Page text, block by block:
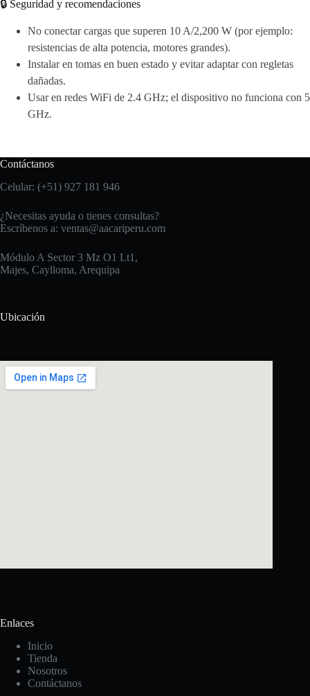
🔒 Seguridad y recomendaciones
No conectar cargas que superen 10 A/2,200 W (por ejemplo:
resistencias de alta potencia, motores grandes).
Instalar en tomas en buen estado y evitar adaptar con regletas
dañadas.
Usar en redes WiFi de 2.4 GHz; el dispositivo no funciona con 5
GHz.
Contáctanos
Celular: (+51) 927 181 946
¿Necesitas ayuda o tienes consultas?
Escríbenos a: ventas@aacariperu.com
Módulo A Sector 3 Mz O1 Lt1,
Majes, Caylloma, Arequipa
Ubicación
Enlaces
Inicio
Tienda
Nosotros
Contáctanos